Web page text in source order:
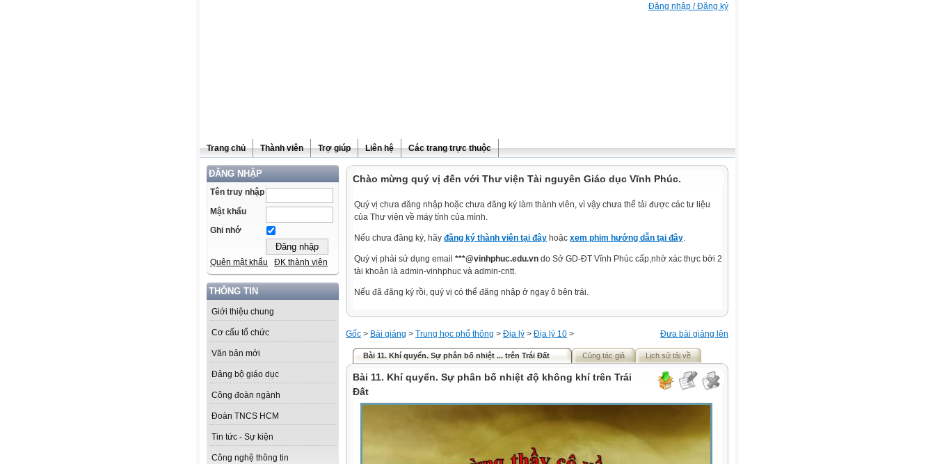
Đăng nhập / Đăng ký
Trang chủ Thành viên Trợ giúp Liên hệ Các trang trực thuộc
ĐĂNG NHẬP
Tên truy nhập
Mật khẩu
Ghi nhớ
Quên mật khẩu ĐK thành viên
THÔNG TIN
Giới thiệu chung
Cơ cấu tổ chức
Văn bản mới
Đảng bộ giáo dục
Công đoàn ngành
Đoàn TNCS HCM
Tin tức - Sự kiện
Công nghệ thông tin
Chào mừng quý vị đến với Thư viện Tài nguyên Giáo dục Vĩnh Phúc.
Quý vị chưa đăng nhập hoặc chưa đăng ký làm thành viên, vì vậy chưa thể tải được các tư liệu
của Thư viện về máy tính của mình.
Nếu chưa đăng ký, hãy đăng ký thành viên tại đây hoặc xem phim hướng dẫn tại đây.
Quý vị phải sử dụng email ***@vinhphuc.edu.vn do Sở GD-ĐT Vĩnh Phúc cấp,nhờ xác thực bởi 2
tài khoản là admin-vinhphuc và admin-cntt.
Nếu đã đăng ký rồi, quý vị có thể đăng nhập ở ngay ô bên trái.
Đưa bài giảng lên
Gốc > Bài giảng > Trung học phổ thông > Địa lý > Địa lý 10 >
Bài 11. Khí quyển. Sự phân bố nhiệt ... trên Trái Đất Cùng tác giả Lịch sử tải về
Bài 11. Khí quyển. Sự phân bố nhiệt độ không khí trên Trái
Đất